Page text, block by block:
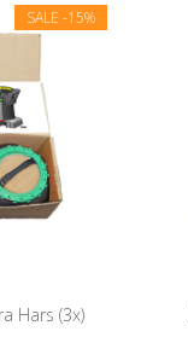
SALE -15%
Hars (3x)